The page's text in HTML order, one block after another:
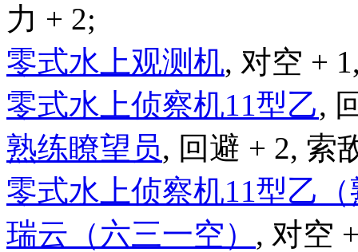
力 + 2;
零式水上观测机, 对空 +
零式水上侦察机11型乙,
熟练瞭望员, 回避 + 2, 索
零式水上侦察机11型乙
瑞云（六三一空） , 对空